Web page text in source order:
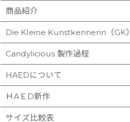
商品紹介
Die Kleine Kunstkennerin（GK）
Candylicious 製作過程
HAEDについて
ＨAＥD新作
サイズ比較表